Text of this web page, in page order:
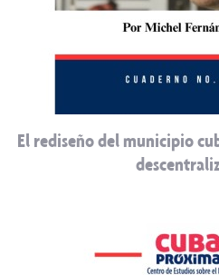
El rediseño del municipio